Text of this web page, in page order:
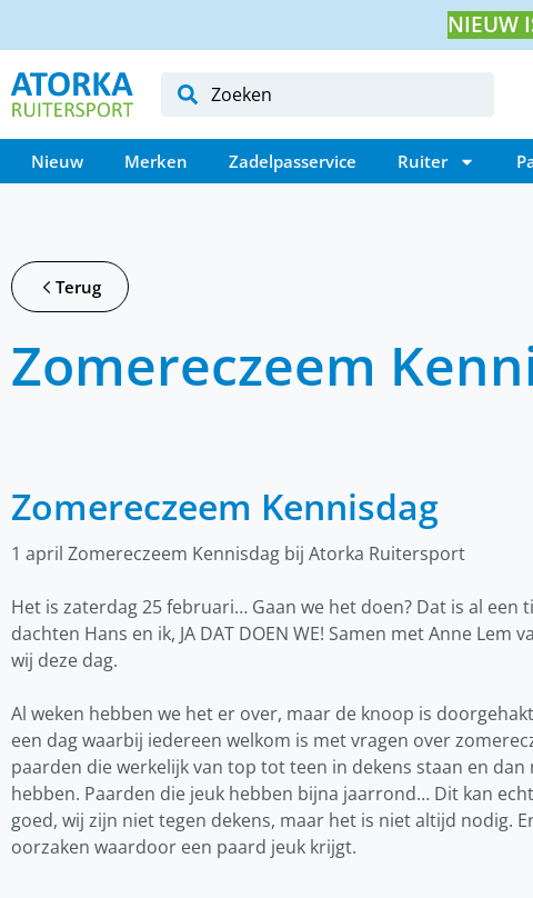
NIEUW
Nieuw Merken Zadelpasservice Ruiter
Terug
Zomereczeem
Zomereczeem Kennisdag
1 april Zomereczeem Kennisdag bij Atorka Ruitersport
Het is zaterdag 25 februari… Gaan we het doen? Dat is al een
dachten Hans en ik, JA DAT DOEN WE! Samen met Anne
wij deze dag.
Al weken hebben we het er over, maar de knoop is
een dag waarbij iedereen welkom is met vragen over
paarden die werkelijk van top tot teen in dekens staan en
hebben. Paarden die jeuk hebben bijna jaarrond… Dit kan
goed, wij zijn niet tegen dekens, maar het is niet altijd nodig.
oorzaken waardoor een paard jeuk krijgt.